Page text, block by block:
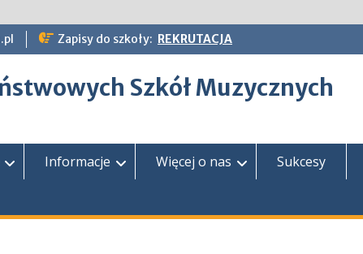
Zapisy do szkoły: REKRUTACJA
Szkół Muzycznych
Informacje Więcej o nas Sukcesy